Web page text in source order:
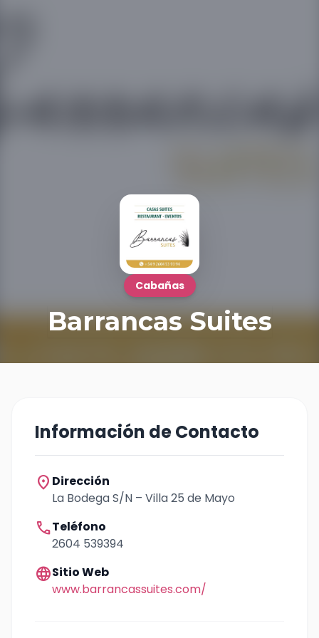
Cabañas
Barrancas Suites
Información de Contacto
location_on Dirección
La Bodega S/N – Villa 25 de Mayo
callTeléfono
2604 539394
languageSitio Web
www.barrancassuites.com/